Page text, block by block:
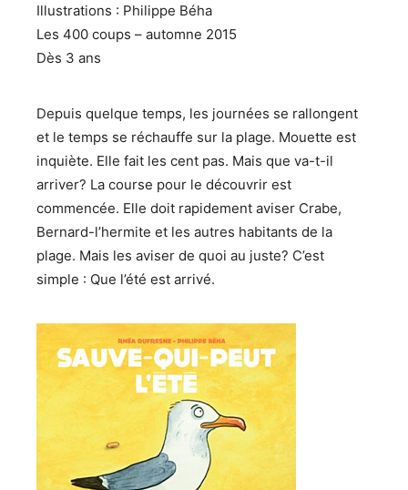
Illustrations : Philippe Béha
Les 400 coups – automne 2015
Dès 3 ans
Depuis quelque temps, les journées se rallongent
et le temps se réchauffe sur la plage. Mouette est
inquiète. Elle fait les cent pas. Mais que va-t-il
arriver? La course pour le découvrir est
commencée. Elle doit rapidement aviser Crabe,
Bernard-l’hermite et les autres habitants de la
plage. Mais les aviser de quoi au juste? C’est
simple : Que l’été est arrivé.